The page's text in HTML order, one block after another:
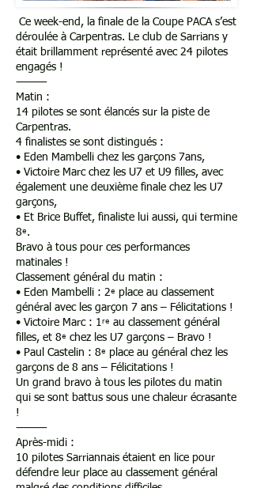
Ce week-end, la finale de la Coupe PACA s’est
déroulée à Carpentras. Le club de Sarrians y
était brillamment représenté avec 24 pilotes
engagés !
⸻
Matin :
14 pilotes se sont élancés sur la piste de
Carpentras.
4 finalistes se sont distingués :
• Eden Mambelli chez les garçons 7ans,
• Victoire Marc chez les U7 et U9 filles, avec
également une deuxième finale chez les U7
garçons,
• Et Brice Buffet, finaliste lui aussi, qui termine
8ᵉ.
Bravo à tous pour ces performances
matinales !
Classement général du matin :
• Eden Mambelli : 2ᵉ place au classement
général avec les garçon 7 ans – Félicitations !
• Victoire Marc : 1ʳᵉ au classement général
filles, et 8ᵉ chez les U7 garçons – Bravo !
• Paul Castelin : 8ᵉ place au général chez les
garçons de 8 ans – Félicitations !
Un grand bravo à tous les pilotes du matin
qui se sont battus sous une chaleur écrasante
!
⸻
Après-midi :
10 pilotes Sarriannais étaient en lice pour
défendre leur place au classement général